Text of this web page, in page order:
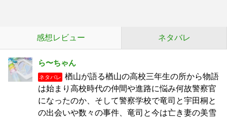
感想レビュー ネタバレ
ら〜ちゃん
ネタバレ
楢山が語る楢山の高校三年生の所から物語
は始まり高校時代の仲間や進路に悩み何故警察官
になったのか、そして警察学校で竜司と宇田桐と
の出会いや数々の事件、竜司と今は亡き妻の美雪